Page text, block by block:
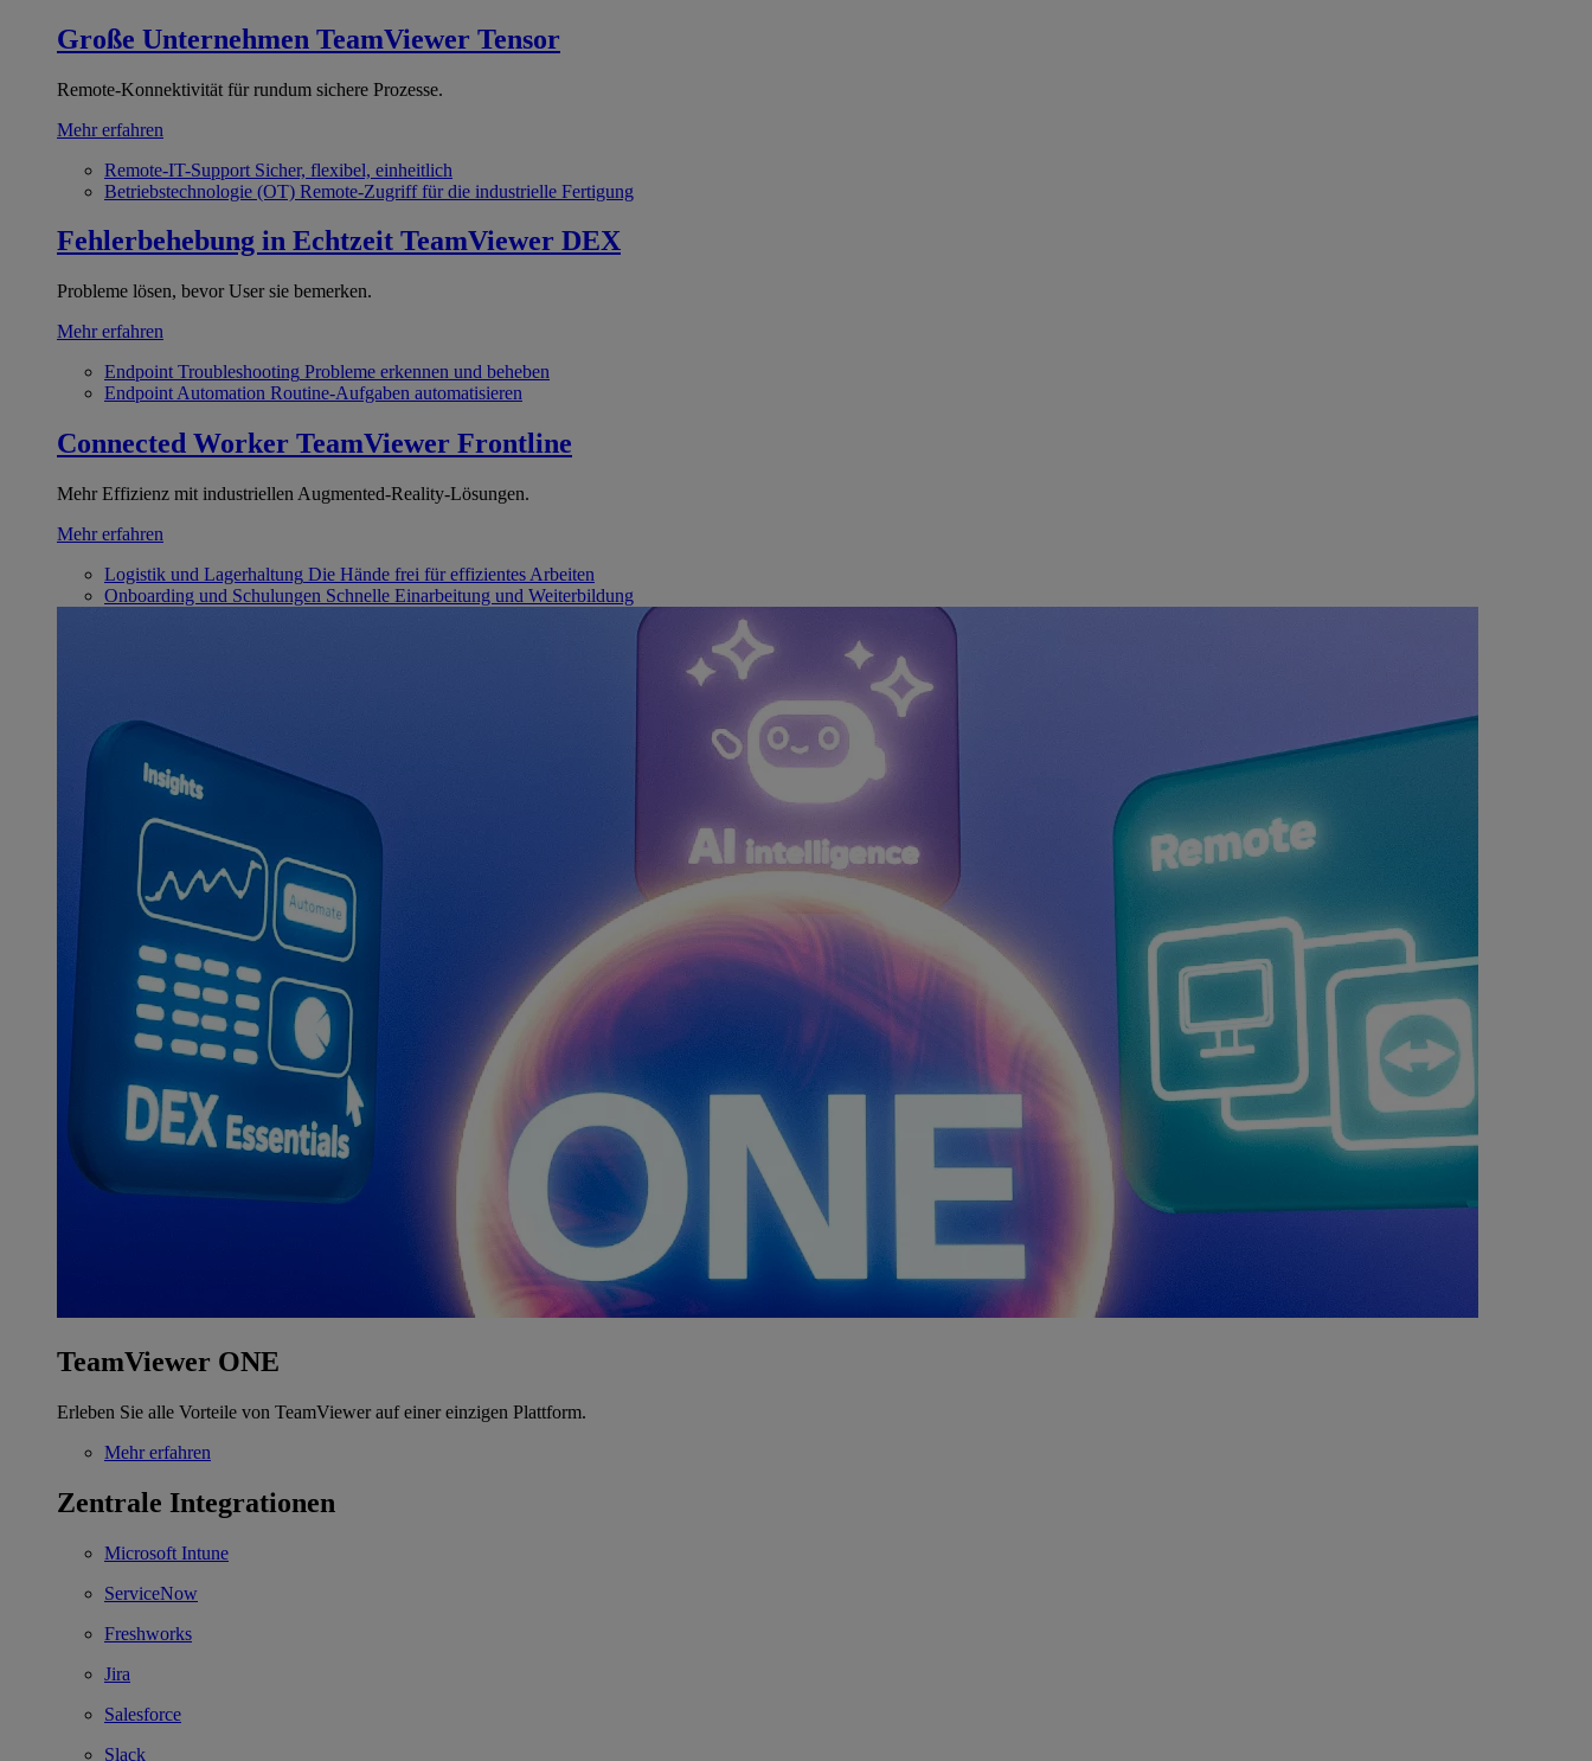
Große Unternehmen TeamViewer Tensor
Remote-Konnektivität für rundum sichere Prozesse.
Mehr erfahren
Remote-IT-Support Sicher, flexibel, einheitlich
Betriebstechnologie (OT) Remote-Zugriff für die industrielle Fertigung
Fehlerbehebung in Echtzeit TeamViewer DEX
Probleme lösen, bevor User sie bemerken.
Mehr erfahren
Endpoint Troubleshooting Probleme erkennen und beheben
Endpoint Automation Routine-Aufgaben automatisieren
Connected Worker TeamViewer Frontline
Mehr Effizienz mit industriellen Augmented-Reality-Lösungen.
Mehr erfahren
Logistik und Lagerhaltung Die Hände frei für effizientes Arbeiten
Onboarding und Schulungen Schnelle Einarbeitung und Weiterbildung
TeamViewer ONE
Erleben Sie alle Vorteile von TeamViewer auf einer einzigen Plattform.
Mehr erfahren
Zentrale Integrationen
Microsoft Intune
ServiceNow
Freshworks
Jira
Salesforce
Slack